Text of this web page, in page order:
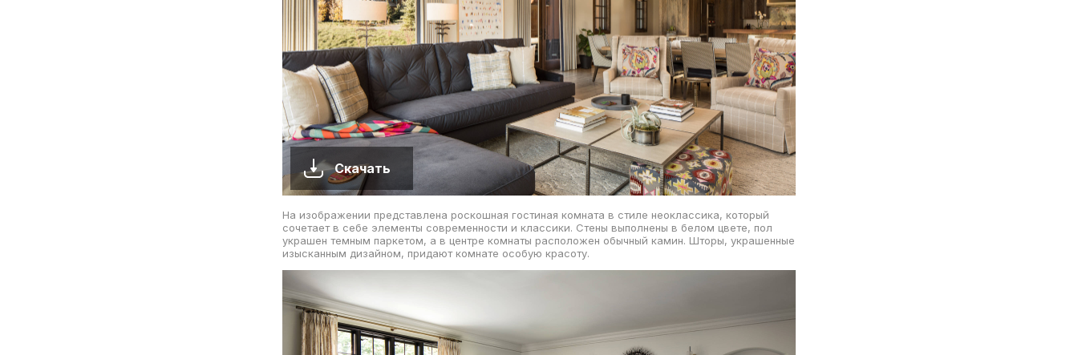
Скачать
На изображении представлена роскошная гостиная комната в стиле неоклассика, который
сочетает в себе элементы современности и классики. Стены выполнены в белом цвете, пол
украшен темным паркетом, а в центре комнаты расположен обычный камин. Шторы, украшенные
изысканным дизайном, придают комнате особую красоту.